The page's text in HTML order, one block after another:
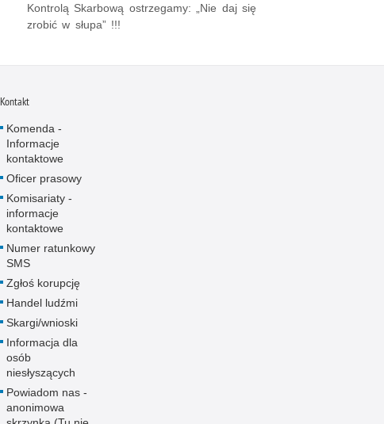
Kontrolą Skarbową ostrzegamy: „Nie daj się
zrobić w słupa” !!!
Kontakt
Komenda -
Informacje
kontaktowe
Oficer prasowy
Komisariaty -
informacje
kontaktowe
Numer ratunkowy
SMS
Zgłoś korupcję
Handel ludźmi
Skargi/wnioski
Informacja dla
osób
niesłyszących
Powiadom nas -
anonimowa